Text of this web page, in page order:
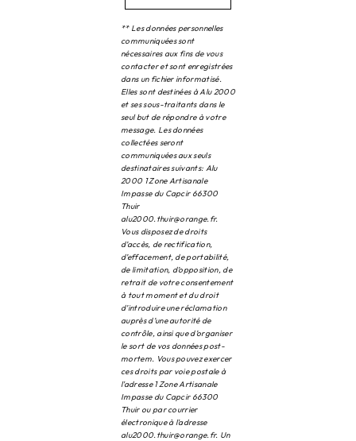
** Les données personnelles
communiquées sont
nécessaires aux fins de vous
contacter et sont enregistrées
dans un fichier informatisé.
Elles sont destinées à Alu 2000
et ses sous-traitants dans le
seul but de répondre à votre
message. Les données
collectées seront
communiquées aux seuls
destinataires suivants: Alu
2000 1 Zone Artisanale
Impasse du Capcir 66300
Thuir
alu2000.thuir@orange.fr.
Vous disposez de droits
d’accès, de rectification,
d’effacement, de portabilité,
de limitation, d’opposition, de
retrait de votre consentement
à tout moment et du droit
d’introduire une réclamation
auprès d’une autorité de
contrôle, ainsi que d’organiser
le sort de vos données post-
mortem. Vous pouvez exercer
ces droits par voie postale à
l'adresse 1 Zone Artisanale
Impasse du Capcir 66300
Thuir ou par courrier
électronique à l'adresse
alu2000.thuir@orange.fr. Un